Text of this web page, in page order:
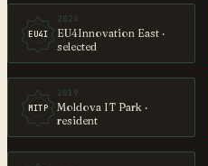
EU4I
2024
EU4Innovation East ·
selected
MITP
2019
Moldova IT Park ·
resident